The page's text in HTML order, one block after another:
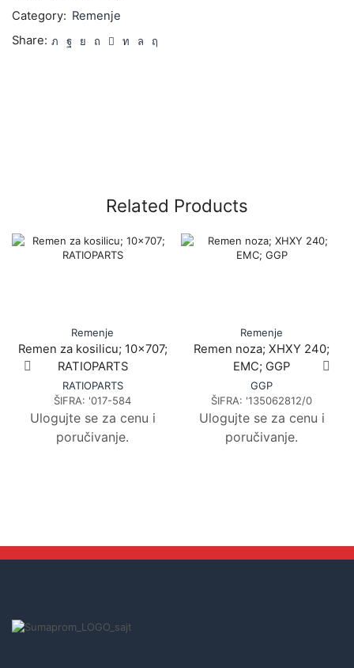
Category: Remenje
Share:
Related Products
Remenje
Remen za kosilicu; 10×707;
RATIOPARTS
RATIOPARTS
ŠIFRA: '017-584
Ulogujte se za cenu i
poručivanje.
Remenje
Remen noza; XHXY 240;
EMC; GGP
GGP
ŠIFRA: '135062812/0
Ulogujte se za cenu i
poručivanje.